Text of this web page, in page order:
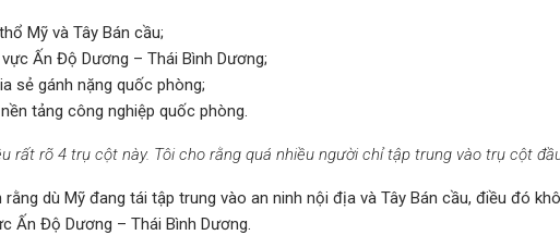
Mỹ và Tây Bán cầu;
Ấn Độ Dương – Thái Bình Dương;
sẻ gánh nặng quốc phòng;
tảng công nghiệp quốc phòng.
rất rõ 4 trụ cột này. Tôi cho rằng quá nhiều người chỉ tập trung vào trụ cột
rằng dù Mỹ đang tái tập trung vào an ninh nội địa và Tây Bán cầu, điều đó
Ấn Độ Dương – Thái Bình Dương.